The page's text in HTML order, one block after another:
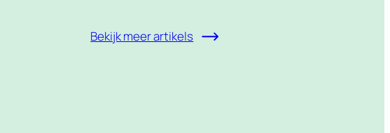
Bekijk meer artikels